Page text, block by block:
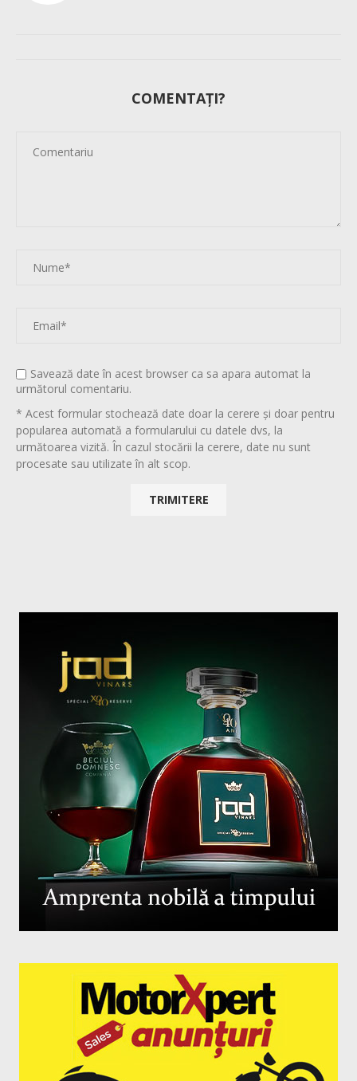
COMENTAȚI?
Savează date în acest browser ca sa apara automat la
următorul comentariu.
* Acest formular stochează date doar la cerere și doar pentru
popularea automată a formularului cu datele dvs, la
următoarea vizită. În cazul stocării la cerere, date nu sunt
procesate sau utilizate în alt scop.